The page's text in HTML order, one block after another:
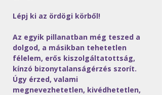
Lépj ki az ördögi körből!
Az egyik pillanatban még teszed a
dolgod, a másikban tehetetlen
félelem, erős kiszolgáltatottság,
kínzó bizonytalanságérzés szorít.
Úgy érzed, valami
megnevezhetetlen, kivédhetetlen,